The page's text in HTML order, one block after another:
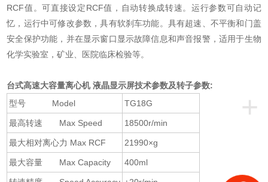
RCF值。可直接设定RCF值，自动转换成转速。运行参数可自动记
忆，运行中可修改参数，具有软刹车功能。具有超速、不平衡和门盖
安全保护功能，并在显示窗口显示故障信息和声音报警，适用于生物
化学实验室，矿业、医院临床检验等。
台式高速大容量离心机 液晶显示屏技术参数及转子参数:
+
型号 Model TG18G
最高转速 Max Speed 18500r/min
最大相对离心力 Max RCF 21990×g
最大容量 Max Capacity 400ml